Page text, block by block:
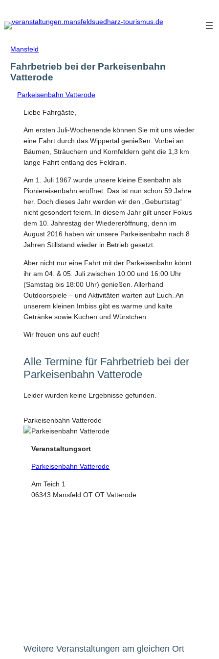
Inhalt
springen
Mansfeld
Fahrbetrieb bei der Parkeisenbahn
Vatterode
Parkeisenbahn Vatterode
Liebe Fahrgäste,
Am ersten Juli-Wochenende können Sie mit uns wieder
eine Fahrt durch das Wippertal genießen. Vorbei an
Bäumen, Sträuchern und Kornfeldern geht die 1,3 km
lange Fahrt entlang des Feldrain.
Am 1. Juli 1967 wurde unsere kleine Eisenbahn als
Pioniereisenbahn eröffnet. Das ist nun schon 59 Jahre
her. Doch dieses Jahr werden wir den „Geburtstag“
nicht gesondert feiern. In diesem Jahr gilt unser Fokus
dem 10. Jahrestag der Wiedereröffnung, denn im
August 2016 haben wir unsere Parkeisenbahn nach 8
Jahren Stillstand wieder in Betrieb gesetzt.
Aber nicht nur eine Fahrt mit der Parkeisenbahn könnt
ihr am 04. & 05. Juli zwischen 10:00 und 16:00 Uhr
(Samstag bis 18:00 Uhr) genießen. Allerhand
Outdoorspiele – und Aktivitäten warten auf Euch. An
unserem kleinen Imbiss gibt es warme und kalte
Getränke sowie Kuchen und Würstchen.
Wir freuen uns auf euch!
Alle Termine für Fahrbetrieb bei der
Parkeisenbahn Vatterode
Leider wurden keine Ergebnisse gefunden.
Parkeisenbahn Vatterode
Veranstaltungsort
Parkeisenbahn Vatterode
Am Teich 1
06343 Mansfeld OT OT Vatterode
Weitere Veranstaltungen am gleichen Ort